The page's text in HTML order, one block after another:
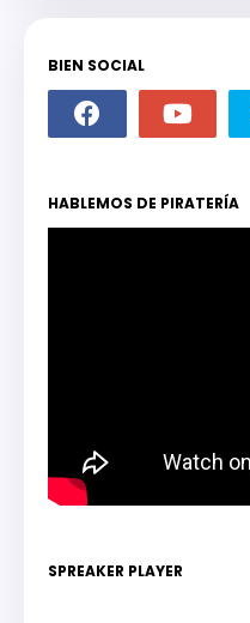
BIEN SOCIAL
HABLEMOS DE PIRATERÍA
SPREAKER PLAYER